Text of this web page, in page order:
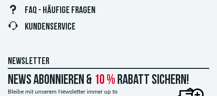
FAQ - HÄUFIGE FRAGEN
KUNDENSERVICE
NEWSLETTER
News abonnieren & 10 % Rabatt sichern!
Bleibe mit unserem Newsletter immer up to